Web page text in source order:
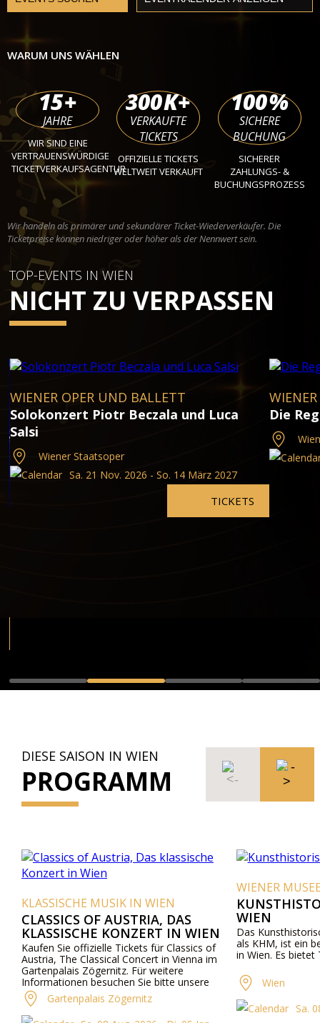
WARUM UNS WÄHLEN
15+
JAHRE
WIR SIND EINE
VERTRAUENSWÜRDIGE
TICKETVERKAUFSAGENTUR
300K+
VERKAUFTE
TICKETS
OFFIZIELLE TICKETS
WELTWEIT VERKAUFT
100%
SICHERE
BUCHUNG
SICHERER
ZAHLUNGS- &
BUCHUNGSPROZESS
Wir handeln als primärer und sekundärer Ticket-Wiederverkäufer. Die
Ticketpreise können niedriger oder höher als der Nennwert sein.
TOP-EVENTS IN WIEN
NICHT ZU VERPASSEN
WIENER OPER UND BALLETT
Solokonzert Piotr Beczala und Luca
Salsi
Wiener Staatsoper
Sa. 21 Nov. 2026 - So. 14 März 2027
TICKETS
Die
DIESE SAISON IN WIEN
PROGRAMM
KLASSISCHE MUSIK IN WIEN
CLASSICS OF AUSTRIA, DAS
KLASSISCHE KONZERT IN WIEN
Kaufen Sie offizielle Tickets für Classics of
Austria, The Classical Concert in Vienna im
Gartenpalais Zögernitz. Für weitere
Informationen besuchen Sie bitte unsere
Website.Gartenpalais Zögernitz
WIENER
WIEN
Das
als KHM, ist ein
in Wien. Es bietet
Wien
Sa.